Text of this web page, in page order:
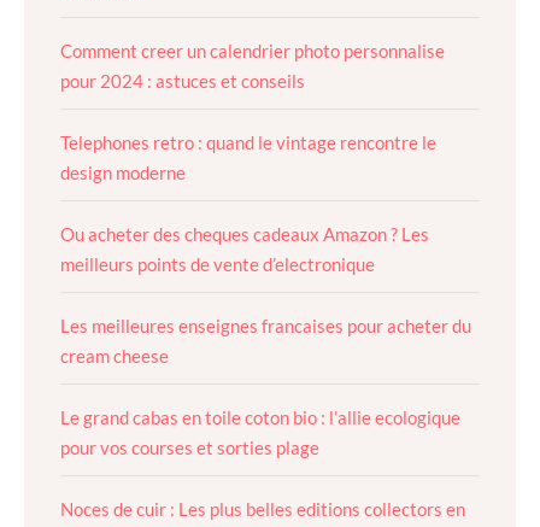
Comment creer un calendrier photo personnalise
pour 2024 : astuces et conseils
Telephones retro : quand le vintage rencontre le
design moderne
Ou acheter des cheques cadeaux Amazon ? Les
meilleurs points de vente d’electronique
Les meilleures enseignes francaises pour acheter du
cream cheese
Le grand cabas en toile coton bio : l’allie ecologique
pour vos courses et sorties plage
Noces de cuir : Les plus belles editions collectors en